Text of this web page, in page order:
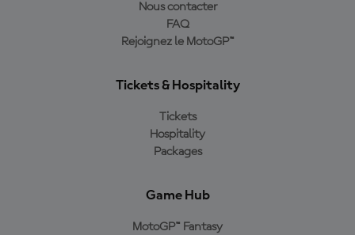
Nous contacter
FAQ
Rejoignez le MotoGP™
Tickets & Hospitality
Tickets
Hospitality
Packages
Game Hub
MotoGP™ Fantasy